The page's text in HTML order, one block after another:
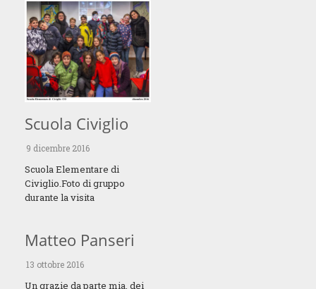
Scuola Civiglio
9 dicembre 2016
Scuola Elementare di
Civiglio.Foto di gruppo
durante la visita
Matteo Panseri
13 ottobre 2016
Un grazie da parte mia, dei